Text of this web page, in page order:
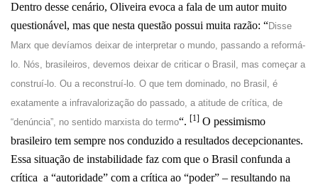
Dentro desse cenário, Oliveira evoca a fala de um autor muito
questionável, mas que nesta questão possui muita razão: “Disse
Marx que devíamos deixar de interpretar o mundo, passando a reformá-
lo. Nós, brasileiros, devemos deixar de criticar o Brasil, mas começar a
construí-lo. Ou a reconstruí-lo. O que tem dominado, no Brasil, é
exatamente a infravalorização do passado, a atitude de crítica, de
“denúncia”, no sentido marxista do termo“. [1] O pessimismo
brasileiro tem sempre nos conduzido a resultados decepcionantes.
Essa situação de instabilidade faz com que o Brasil confunda a
crítica a “autoridade” com a crítica ao “poder” – resultando na